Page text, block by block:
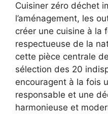
Cuisiner zéro déchet
l’aménagement, les
créer une cuisine à la
respectueuse de la
cette pièce centrale
sélection des 20
encouragent à la fois
responsable et une
harmonieuse et